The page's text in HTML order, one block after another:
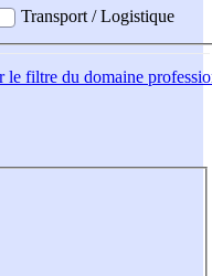
Transport / Logistique
le filtre du domaine